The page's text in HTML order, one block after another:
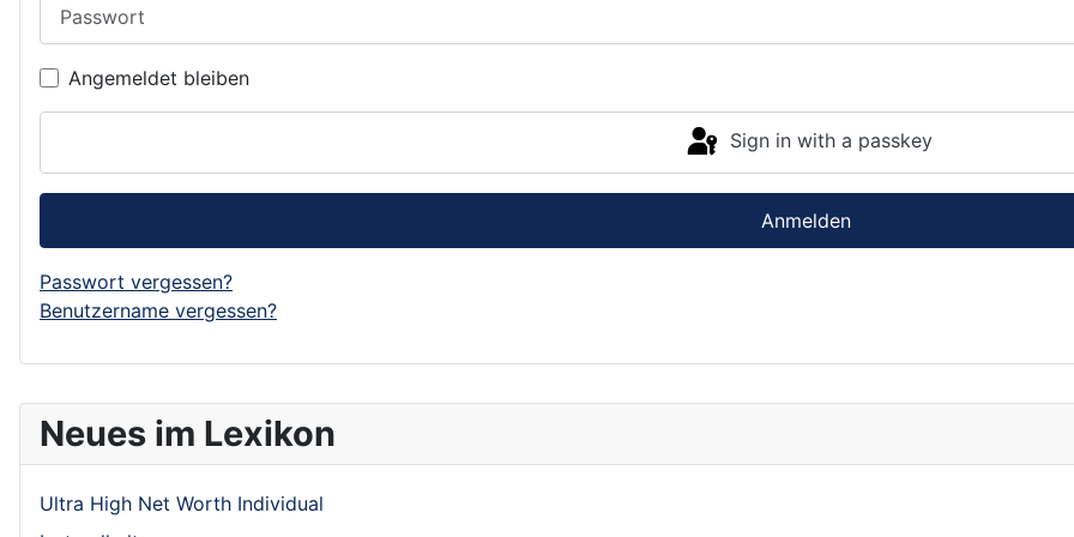
Neues im Lexikon
Ultra High Net Worth Individual
Angemeldet bleiben
Sign in with a passkey
Anmelden
Passwort vergessen?
Benutzername vergessen?